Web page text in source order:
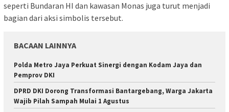
seperti Bundaran HI dan kawasan Monas juga turut menjadi
bagian dari aksi simbolis tersebut.
BACAAN LAINNYA
Polda Metro Jaya Perkuat Sinergi dengan Kodam Jaya dan
Pemprov DKI
DPRD DKI Dorong Transformasi Bantargebang, Warga Jakarta
Wajib Pilah Sampah Mulai 1 Agustus